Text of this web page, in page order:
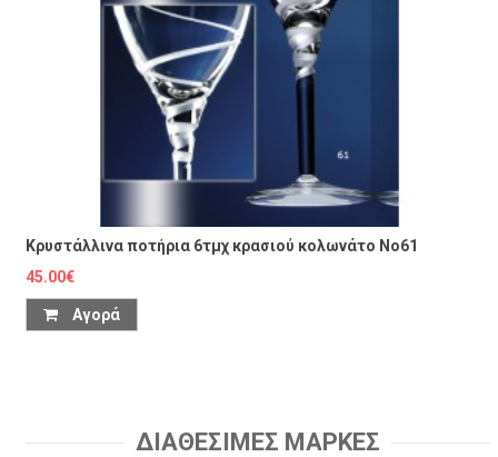
Κρυστάλλινα ποτήρια 6τμχ κρασιού κολωνάτο No61
45.00€
Αγορά
ΔΙΑΘΕΣΙΜΕΣ ΜΑΡΚΕΣ